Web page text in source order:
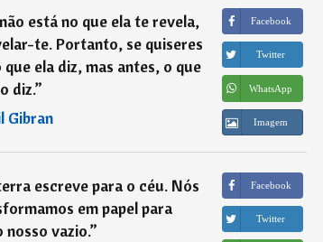
está no que ela te revela,
te. Portanto, se quiseres
ela diz, mas antes, o que
diz.”
Gibran
Facebook
Twitter
WhatsApp
Imagem
escreve para o céu. Nós
em papel para
vazio.”
Facebook
Twitter